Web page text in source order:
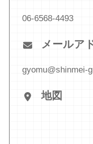
06-6568-4493
メールア
gyomu@shinmei-
地図